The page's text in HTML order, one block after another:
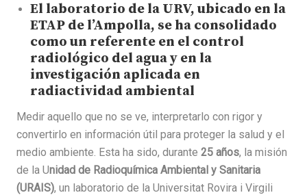
El laboratorio de la URV, ubicado en la
ETAP de l’Ampolla, se ha consolidado
como un referente en el control
radiológico del agua y en la
investigación aplicada en
radiactividad ambiental
Medir aquello que no se ve, interpretarlo con rigor y
convertirlo en información útil para proteger la salud y el
medio ambiente. Esta ha sido, durante 25 años, la misión
de la Unidad de Radioquímica Ambiental y Sanitaria
(URAIS), un laboratorio de la Universitat Rovira i Virgili